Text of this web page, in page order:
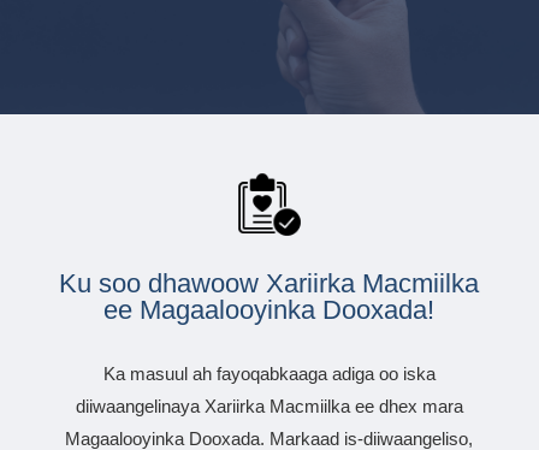
Ku soo dhawoow Xariirka Macmiilka
ee Magaalooyinka Dooxada!
Ka masuul ah fayoqabkaaga adiga oo iska
diiwaangelinaya Xariirka Macmiilka ee dhex mara
Magaalooyinka Dooxada. Markaad is-diiwaangeliso,